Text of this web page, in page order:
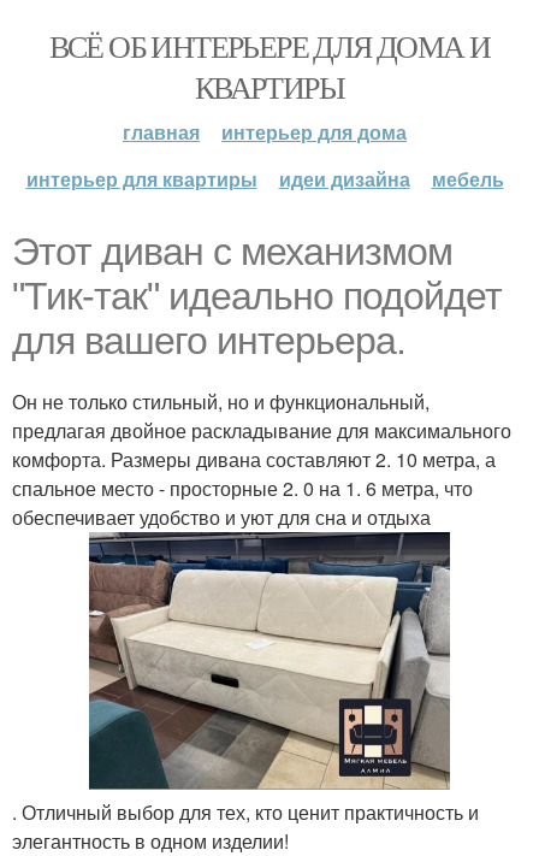
ВСЁ ОБ ИНТЕРЬЕРЕ ДЛЯ ДОМА И
КВАРТИРЫ
главная
интерьер для дома
интерьер для квартиры
идеи дизайна мебель
Этот диван с механизмом
"Тик-так" идеально подойдет
для вашего интерьера.
Он не только стильный, но и функциональный,
предлагая двойное раскладывание для максимального
комфорта. Размеры дивана составляют 2. 10 метра, а
спальное место - просторные 2. 0 на 1. 6 метра, что
обеспечивает удобство и уют для сна и отдыха
. Отличный выбор для тех, кто ценит практичность и
элегантность в одном изделии!